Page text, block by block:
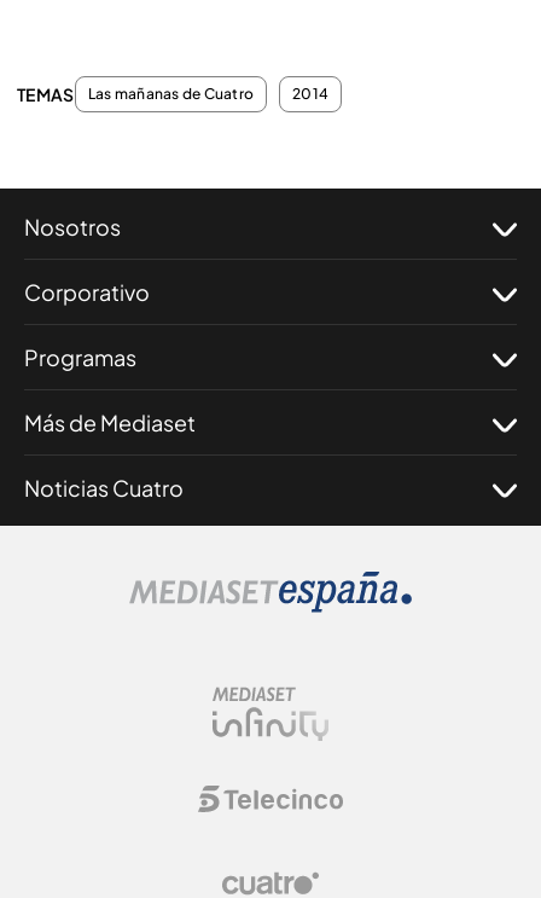
TEMAS Las mañanas de Cuatro 2014
Nosotros
Corporativo
Programas
Más de Mediaset
Noticias Cuatro